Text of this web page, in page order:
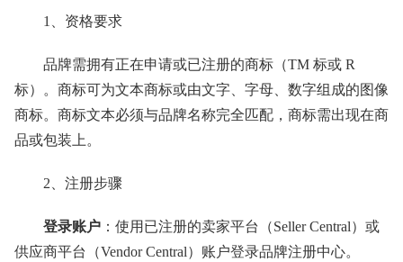
1、资格要求
品牌需拥有正在申请或已注册的商标（TM 标或 R
标）。商标可为文本商标或由文字、字母、数字组成的图像
商标。商标文本必须与品牌名称完全匹配，商标需出现在商
品或包装上。
2、注册步骤
登录账户 ：使用已注册的卖家平台（Seller Central）或
供应商平台（Vendor Central）账户登录品牌注册中心。